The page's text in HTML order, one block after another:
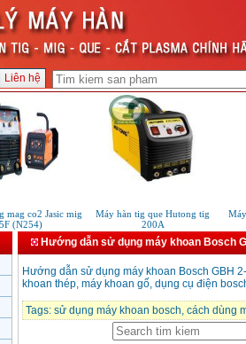
Liên hệ
mag co2 Jasic mig
(N254)
Máy hàn tig que Hutong tig
200A
Hướng dẫn sử dụng máy khoan Bosch
Hướng dẫn sử dụng máy khoan Bosch GBH
khoan thép, máy khoan gố, dụng cụ điện
Tags: sử dụng máy khoan bosch, cách dùng